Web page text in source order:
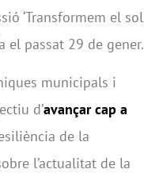
‘Transformem el sol
el passat 29 de gener.
municipals i
d’avançar cap a
de la
l’actualitat de la